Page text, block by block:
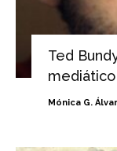
Ted
mediático
Mónica G.